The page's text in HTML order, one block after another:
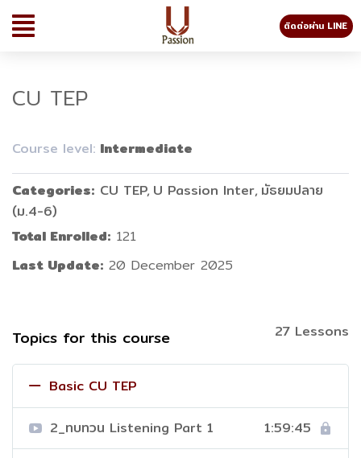
ติดต่อผ่าน LINE
CU TEP
Course level: Intermediate
Categories CU TEP U Passion Inter มัธยมปลาย
(ม.4-6)
Total Enrolled 121
Last Update 20 December 2025
Topics for this course 27 Lessons
Basic CU TEP
2_ทบทวน Listening Part 1 1:59:45